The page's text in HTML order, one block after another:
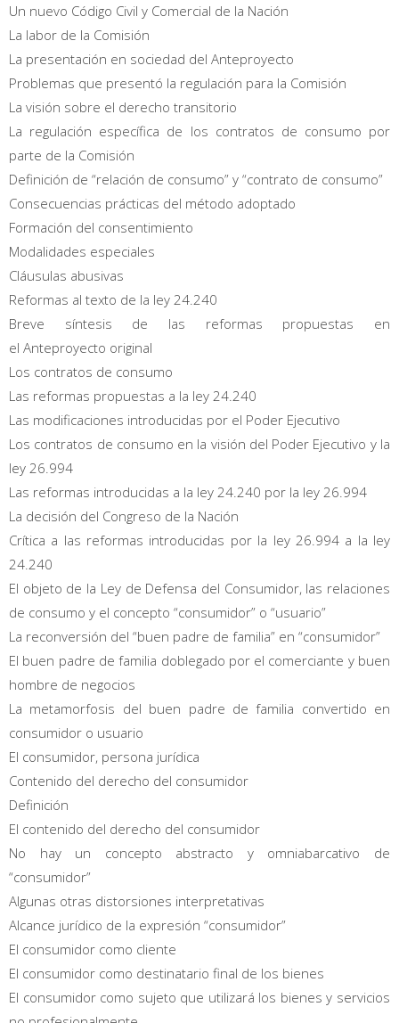
Un nuevo Código Civil y Comercial de la Nación
La labor de la Comisión
La presentación en sociedad del Anteproyecto
Problemas que presentó la regulación para la Comisión
La visión sobre el derecho transitorio
La regulación específica de los contratos de consumo por
parte de la Comisión
Definición de “relación de consumo” y “contrato de consumo”
Consecuencias prácticas del método adoptado
Formación del consentimiento
Modalidades especiales
Cláusulas abusivas
Reformas al texto de la ley 24.240
Breve síntesis de las reformas propuestas en
el Anteproyecto original
Los contratos de consumo
Las reformas propuestas a la ley 24.240
Las modificaciones introducidas por el Poder Ejecutivo
Los contratos de consumo en la visión del Poder Ejecutivo y la
ley 26.994
Las reformas introducidas a la ley 24.240 por la ley 26.994
La decisión del Congreso de la Nación
Crítica a las reformas introducidas por la ley 26.994 a la ley
24.240
El objeto de la Ley de Defensa del Consumidor, las relaciones
de consumo y el concepto “consumidor” o “usuario”
La reconversión del “buen padre de familia” en “consumidor”
El buen padre de familia doblegado por el comerciante y buen
hombre de negocios
La metamorfosis del buen padre de familia convertido en
consumidor o usuario
El consumidor, persona jurídica
Contenido del derecho del consumidor
Definición
El contenido del derecho del consumidor
No hay un concepto abstracto y omniabarcativo de
“consumidor”
Algunas otras distorsiones interpretativas
Alcance jurídico de la expresión “consumidor”
El consumidor como cliente
El consumidor como destinatario final de los bienes
El consumidor como sujeto que utilizará los bienes y servicios